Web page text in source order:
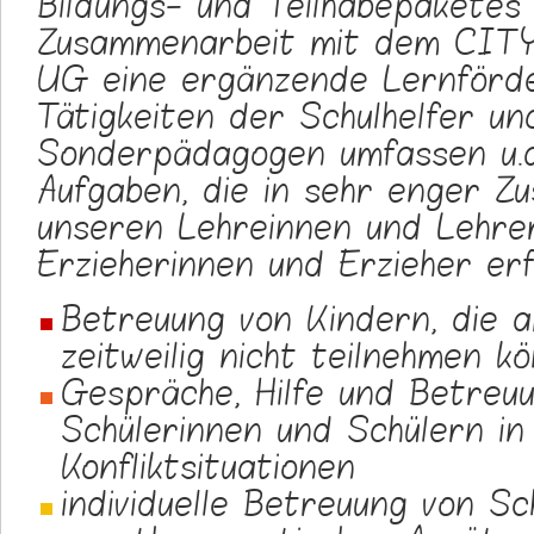
Zusammenarbeit mit dem
UG eine ergänzende
Tätigkeiten der Schulhelfer
Sonderpädagogen umfassen
Aufgaben, die in sehr enger
unseren Lehreinnen und
Erzieherinnen und Erzieher
Betreuung von Kindern, die
zeitweilig nicht teilnehmen
Gespräche, Hilfe und
Schülerinnen und Schülern in
Konfliktsituationen
individuelle Betreuung von